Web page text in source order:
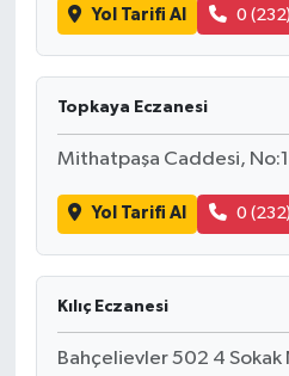
Yol Tarifi Al 0
Topkaya Eczanesi
Mithatpaşa Caddesi,
Yol Tarifi Al 0
Kılıç Eczanesi
Bahçelievler 502 4 Sokak